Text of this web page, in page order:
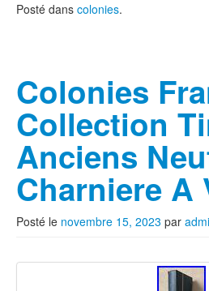
Posté dans colonies.
Colonies
Collection
Anciens
Charniere A
Posté le novembre 15, 2023 par